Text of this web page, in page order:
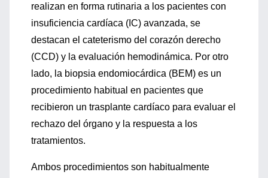
realizan en forma rutinaria a los pacientes con
insuficiencia cardíaca (IC) avanzada, se
destacan el cateterismo del corazón derecho
(CCD) y la evaluación hemodinámica. Por otro
lado, la biopsia endomiocárdica (BEM) es un
procedimiento habitual en pacientes que
recibieron un trasplante cardíaco para evaluar el
rechazo del órgano y la respuesta a los
tratamientos.
Ambos procedimientos son habitualmente